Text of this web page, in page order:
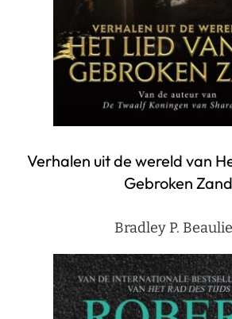
Verhalen uit de wereld van
Gebroken Zand
Bradley P.